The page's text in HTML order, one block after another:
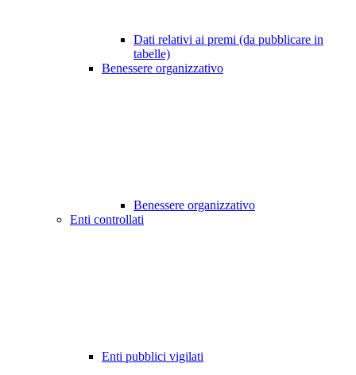
Dati relativi ai premi (da pubblicare in
tabelle)
Benessere organizzativo
Benessere organizzativo
Enti controllati
Enti pubblici vigilati